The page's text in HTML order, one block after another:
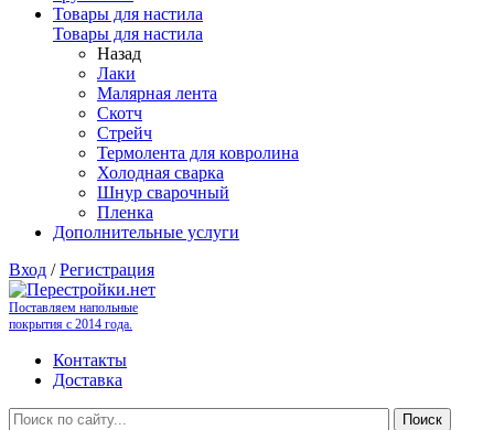
Товары для настила
Товары для настила
Назад
Лаки
Малярная лента
Скотч
Стрейч
Термолента для ковролина
Холодная сварка
Шнур сварочный
Пленка
Дополнительные услуги
Вход /Регистрация
Поставляем напольные
покрытия с 2014 года.
Контакты
Доставка